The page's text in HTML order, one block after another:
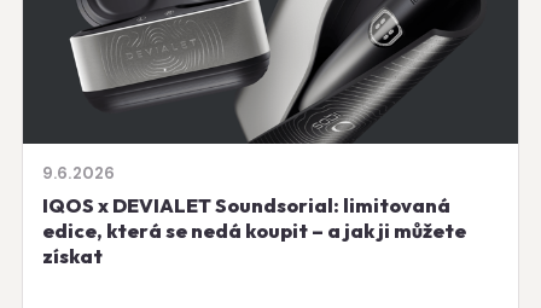
9.6.2026
IQOS x DEVIALET Soundsorial: limitovaná
edice, která se nedá koupit – a jak ji můžete
získat